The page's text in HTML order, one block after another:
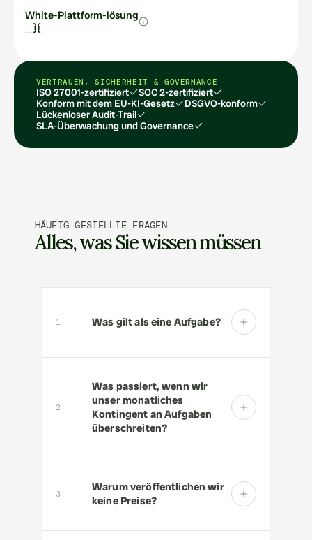
White-Plattform-lösung
    }{
VERTRAUEN, SICHERHEIT & GOVERNANCE
ISO 27001-zertifiziert
SOC 2-zertifiziert
Konform mit dem EU-KI-Gesetz
DSGVO-konform
Lückenloser Audit-Trail
SLA-Überwachung und Governance
HÄUFIG GESTELLTE FRAGEN
Alles, was Sie wissen müssen
1 Was gilt als eine Aufgabe?
2
Was passiert, wenn wir
unser monatliches
Kontingent an Aufgaben
überschreiten?
3
Warum veröffentlichen wir
keine Preise?